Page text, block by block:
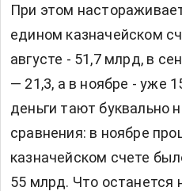
При этом
едином казначейском
августе - 51,7 млрд, в
— 21,3, а в ноябре - уже
деньги тают буквально
сравнения: в ноябре
казначейском счете
55 млрд. Что останется